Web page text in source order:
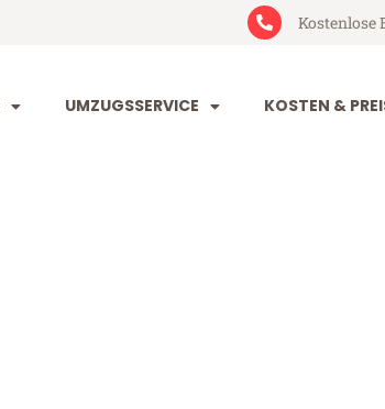
Kostenlose
UMZUGSSERVICE KOSTEN &